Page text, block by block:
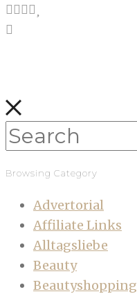
Browsing Category
Advertorial
Affiliate Links
Alltagsliebe
Beauty
Beautyshopping